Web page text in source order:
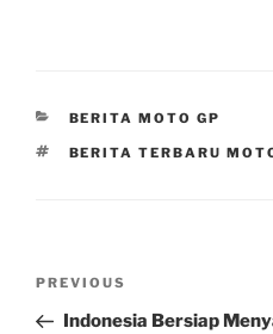
CATEGORIES
BERITA MOTO GP
TAGS
BERITA TERBARU
Previous
Post
PREVIOUS
Indonesia Bersiap